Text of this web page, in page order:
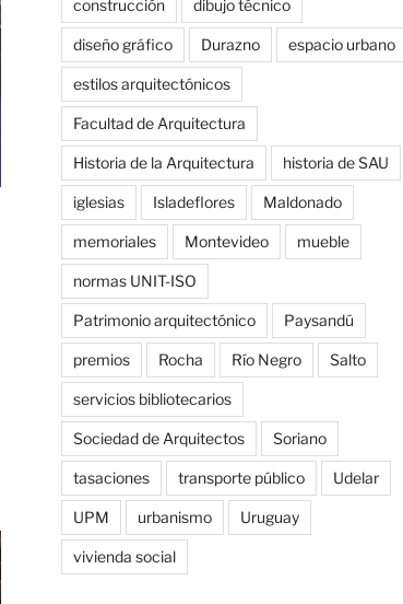
construcción dibujo técnico
diseño gráfico Durazno espacio urbano
estilos arquitectónicos
Facultad de Arquitectura
Historia de la Arquitectura historia de SAU
iglesias Isladeflores Maldonado
memoriales Montevideo mueble
normas UNIT-ISO
Patrimonio arquitectónico Paysandú
premios Rocha Río Negro Salto
servicios bibliotecarios
Sociedad de Arquitectos Soriano
tasaciones transporte público Udelar
UPM urbanismo Uruguay
vivienda social